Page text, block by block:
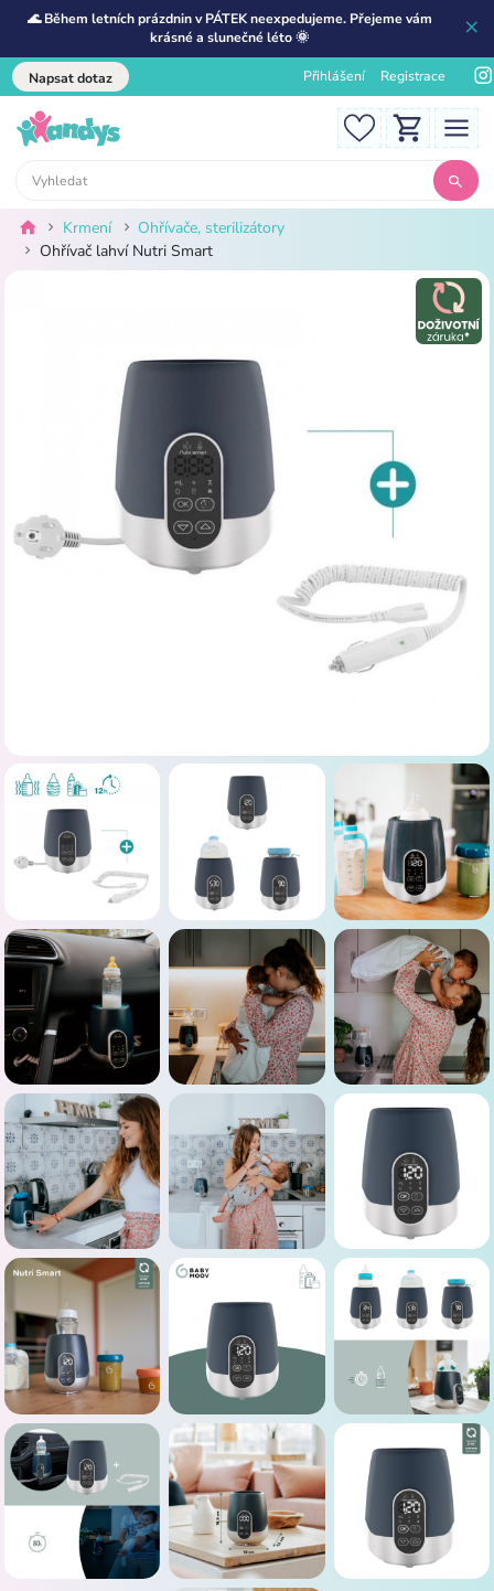
🌊 Během letních prázdnin v PÁTEK neexpedujeme. Přejeme vám
krásné a slunečné léto 🌞
Napsat dotaz Přihlášení Registrace
Krmení
Ohřívače, sterilizátory
Ohřívač lahví Nutri Smart